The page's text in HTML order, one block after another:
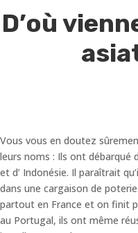
D’où
Vous vous en doutez
leurs noms : Ils ont débarqué
et d’ Indonésie. Il paraîtrait
dans une cargaison de
partout en France et on finit
au Portugal, ils ont même